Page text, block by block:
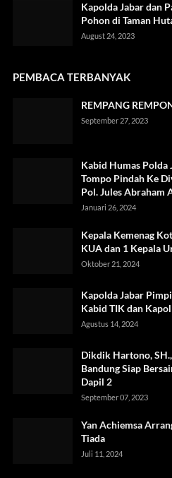
Kapolda Jabar dan
Pohon di Taman
August 24, 2023
PEMBACA TERBANYAK
REMPANG
September 27, 2023
Kabid Humas Polda
Tompo Pindah Ke
Pol. Jules Abraham
Januari 26, 2024
Kepala Kemenag
KUA dan 1 Kepala
Oktober 21, 2024
Kapolda Jabar
Kabid TIK dan
Agustus 14, 2024
Dikdik Hartono,
Bandung Siap
Dapil 2
September 07, 2023
Yan Achiemsa
Tiada
Juli 11, 2024